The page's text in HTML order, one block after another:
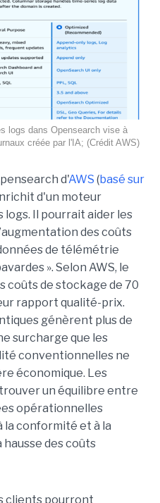
logs dans Opensearch vise à
créée par l'IA; (Crédit AWS)
d'AWS (basé sur
d'un moteur
logs. Il pourrait aider les
des coûts
de télémétrie
». Selon AWS, le
coûts de stockage de 70
rapport qualité-prix.
génèrent plus de
surcharge que les
conventionnelles ne
économique. Les
un équilibre entre
opérationnelles
la conformité et à la
des coûts
clients pourront